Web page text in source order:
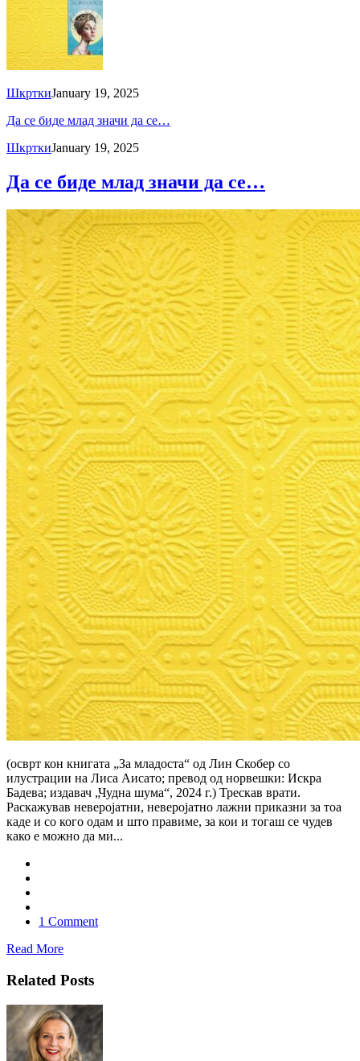
ШкрткиJanuary 19, 2025
Да се биде млад значи да се…
ШкрткиJanuary 19, 2025
Да се биде млад значи да се…
(осврт кон книгата „За младоста“ од Лин Скобер со
илустрации на Лиса Аисато; превод од норвешки: Искра
Бадева; издавач „Чудна шума“, 2024 г.) Трескав врати.
Раскажував неверојатни, неверојатно лажни приказни за тоа
каде и со кого одам и што правиме, за кои и тогаш се чудев
како е можно да ми...
1 Comment
Read More
Related Posts